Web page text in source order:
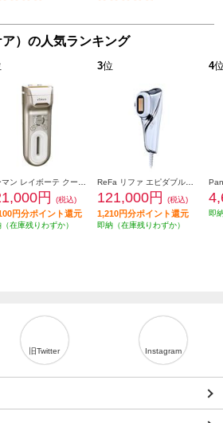
）の人気ランキング
円 (税込)
円分ポイント還元
（在庫残りわずか）
3位
121,000円 (税込)
1,210円分ポイント還元
即納（在庫残りわずか）
4
即
旧Twitter Instagram